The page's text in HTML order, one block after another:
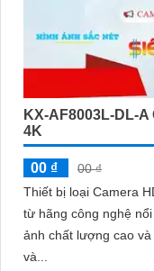
KX-AF8003L-DL-
4K
00 ₫
00 ₫
Thiết bị loại Camera
từ hãng công nghệ
ảnh chất lượng cao và sắc nét. Kết hợp
và...